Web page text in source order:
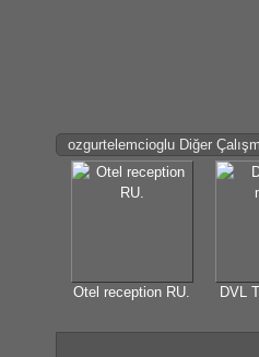
ozgurtelemcioglu Diğer
Otel reception RU. DVL